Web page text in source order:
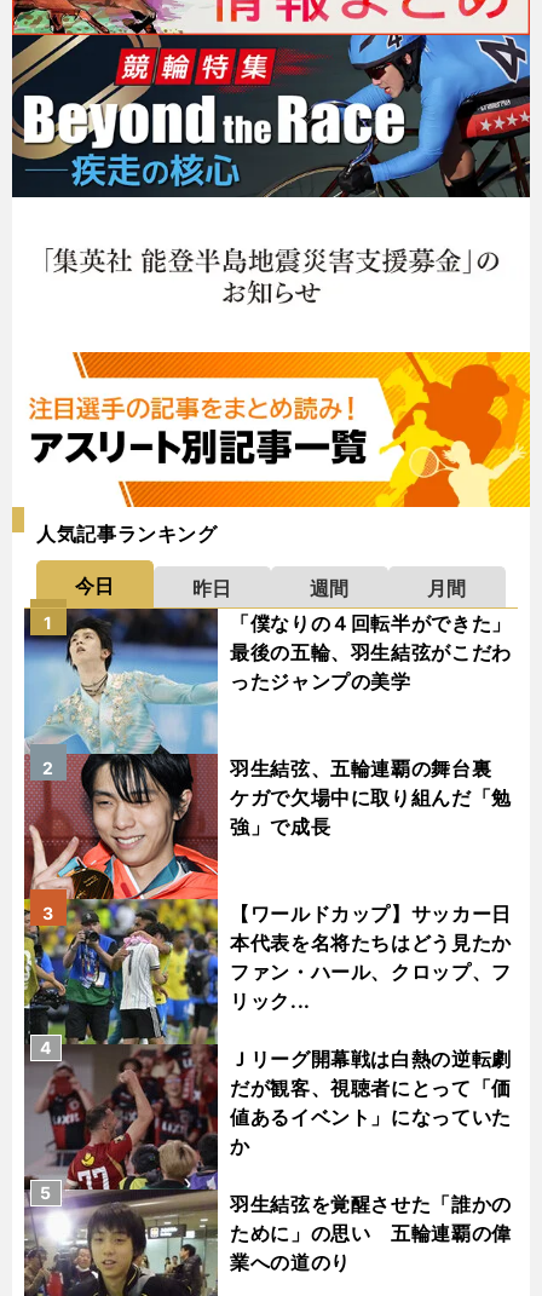
人気記事ランキング
今日 昨日 週間
月間
「僕なりの４回転半ができた」
最後の五輪、羽生結弦がこだわ
ったジャンプの美学
1
羽生結弦、五輪連覇の舞台裏
ケガで欠場中に取り組んだ「勉
強」で成長
2
【ワールドカップ】サッカー日
本代表を名将たちはどう見たか
ファン・ハール、クロップ、フ
リック...
3
Ｊリーグ開幕戦は白熱の逆転劇
だが観客、視聴者にとって「価
値あるイベント」になっていた
か
4
羽生結弦を覚醒させた「誰かの
ために」の思い 五輪連覇の偉
業への道のり
5